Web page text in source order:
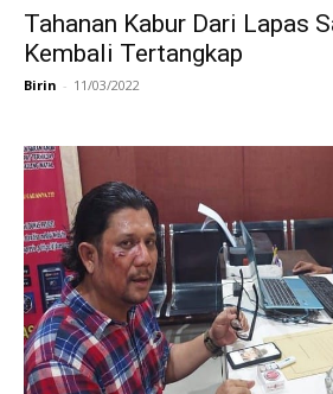
Tahanan Kabur Dari Lapas
Kembali Tertangkap
Birin - 11/03/2022